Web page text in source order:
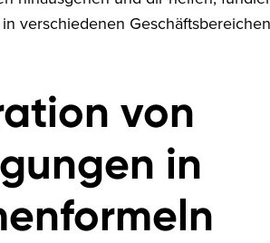
verschiedenen
von
in